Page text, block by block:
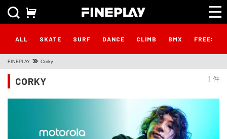
ALL SKATE SURF DANCE CLIMB BMX
FINEPLAY Corky
1 件
CORKY